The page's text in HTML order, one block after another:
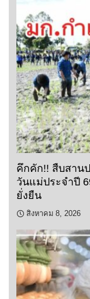
คึกคัก!! สืบสาน
วันแม่ประจำปี
ยั่งยืน
สิงหาคม 8, 2026